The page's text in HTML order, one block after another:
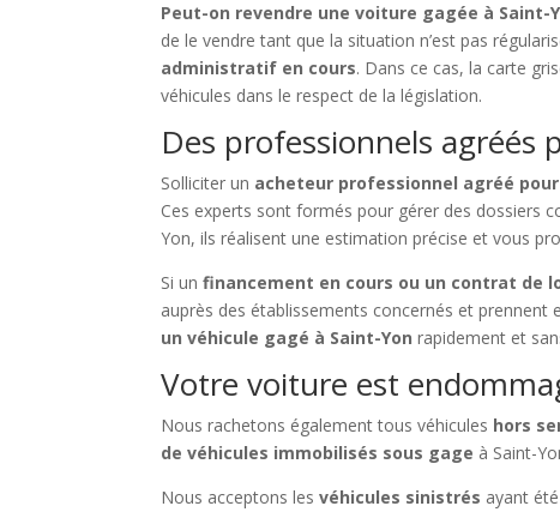
Peut-on revendre une voiture gagée à Saint-
de le vendre tant que la situation n’est pas
administratif en cours. Dans ce cas, la carte
véhicules dans le respect de la législation.
Des professionnels agréés
Solliciter un acheteur professionnel agréé
Ces experts sont formés pour gérer des dossiers
Yon, ils réalisent une estimation précise et vous
Si unfinancement en cours ou un contrat de
auprès des établissements concernés et prennent
un véhicule gagé à Saint-Yon rapidement et
Votre voiture est
Nous rachetons également tous véhicules hors
de véhicules immobilisés sous gage à Saint-
Nous acceptons lesvéhicules sinistrés ayant été